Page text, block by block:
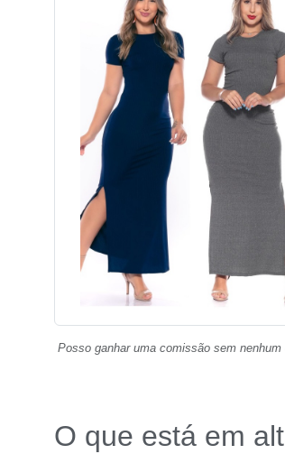
Posso ganhar uma comissão sem
O que está em